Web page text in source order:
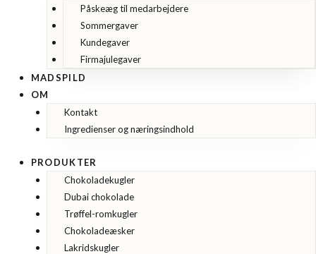
Påskeæg til medarbejdere
Sommergaver
Kundegaver
Firmajulegaver
MADSPILD
OM
Kontakt
Ingredienser og næringsindhold
PRODUKTER
Chokoladekugler
Dubai chokolade
Trøffel-romkugler
Chokoladeæsker
Lakridskugler